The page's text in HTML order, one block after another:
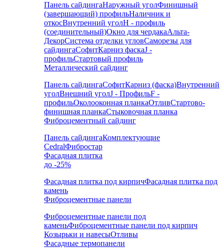
Панель сайдингаНаружный уголФинишный
(завершающий) профильНаличник и
откосВнутренний уголH - профиль
(соединительный)Окно для чердакаАльта-
ДекорСистема отделки угловСаморезы для
сайдингаСофитКарниз фаскаJ -
профильСтартовый профиль
Металлический сайдинг
Панель сайдингаСофитКарниз (фаска)Внутренний
уголВнешний уголJ - ПрофильF -
профильОколооконная планкаОтливСтартово-
финишная планкаСтыковочная планка
Фиброцементный сайдинг
Панель сайдингаКомплектующие
CedralФибростар
Фасадная плитка
до -25%
Фасадная плитка под кирпичФасадная плитка под
камень
Фиброцементные панели
Фиброцементные панели под
каменьФиброцементные панели под кирпич
Козырьки и навесыОтливы
Фасадные термопанели